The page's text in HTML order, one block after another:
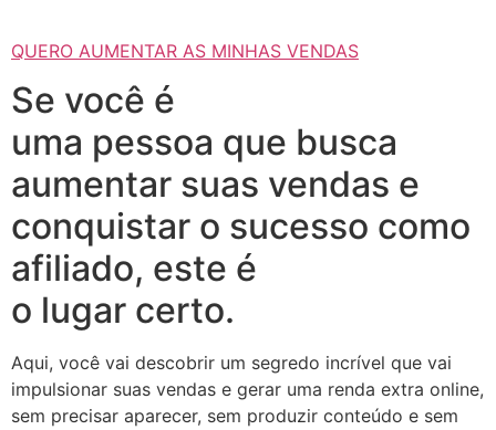
QUERO AUMENTAR AS MINHAS VENDAS
Se você é
uma pessoa que busca
aumentar suas vendas e
conquistar o sucesso como
afiliado, este é
o lugar certo.
Aqui, você vai descobrir um segredo incrível que vai
impulsionar suas vendas e gerar uma renda extra online,
sem precisar aparecer, sem produzir conteúdo e sem